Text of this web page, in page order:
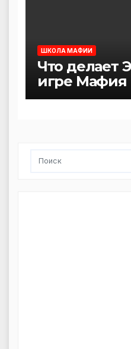
ШКОЛА МАФИИ
Что делает
игре Мафия